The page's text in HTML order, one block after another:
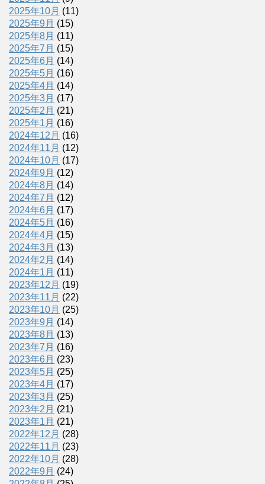
2025年10月 (11)
2025年9月 (15)
2025年8月 (11)
2025年7月 (15)
2025年6月 (14)
2025年5月 (16)
2025年4月 (14)
2025年3月 (17)
2025年2月 (21)
2025年1月 (16)
2024年12月 (16)
2024年11月 (12)
2024年10月 (17)
2024年9月 (12)
2024年8月 (14)
2024年7月 (12)
2024年6月 (17)
2024年5月 (16)
2024年4月 (15)
2024年3月 (13)
2024年2月 (14)
2024年1月 (11)
2023年12月 (19)
2023年11月 (22)
2023年10月 (25)
2023年9月 (14)
2023年8月 (13)
2023年7月 (16)
2023年6月 (23)
2023年5月 (25)
2023年4月 (17)
2023年3月 (25)
2023年2月 (21)
2023年1月 (21)
2022年12月 (28)
2022年11月 (23)
2022年10月 (28)
2022年9月 (24)